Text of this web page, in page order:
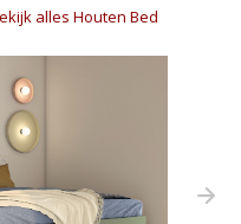
alles Houten Bed